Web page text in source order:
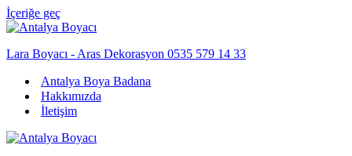
İçeriğe geç
Lara Boyacı - Aras Dekorasyon 0535 579 14 33
Antalya Boya Badana
Hakkımızda
İletişim